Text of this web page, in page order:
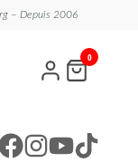
– Depuis 2006
0